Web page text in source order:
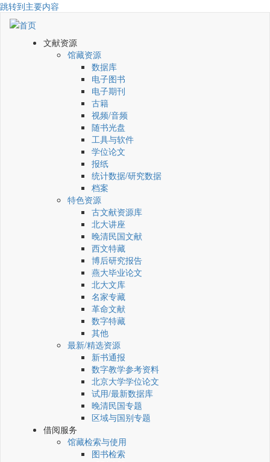
跳转到主要内容
文献资源
馆藏资源
数据库
电子图书
电子期刊
古籍
视频/音频
随书光盘
工具与软件
学位论文
报纸
统计数据/研究数据
档案
特色资源
古文献资源库
北大讲座
晚清民国文献
西文特藏
博后研究报告
燕大毕业论文
北大文库
名家专藏
革命文献
数字特藏
其他
最新/精选资源
新书通报
数字教学参考资料
北京大学学位论文
试用/最新数据库
晚清民国专题
区域与国别专题
借阅服务
馆藏检索与使用
图书检索